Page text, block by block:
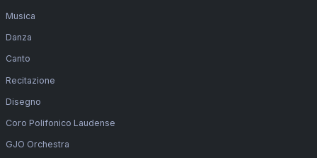
Musica
Danza
Canto
Recitazione
Disegno
Coro Polifonico Laudense
GJO Orchestra